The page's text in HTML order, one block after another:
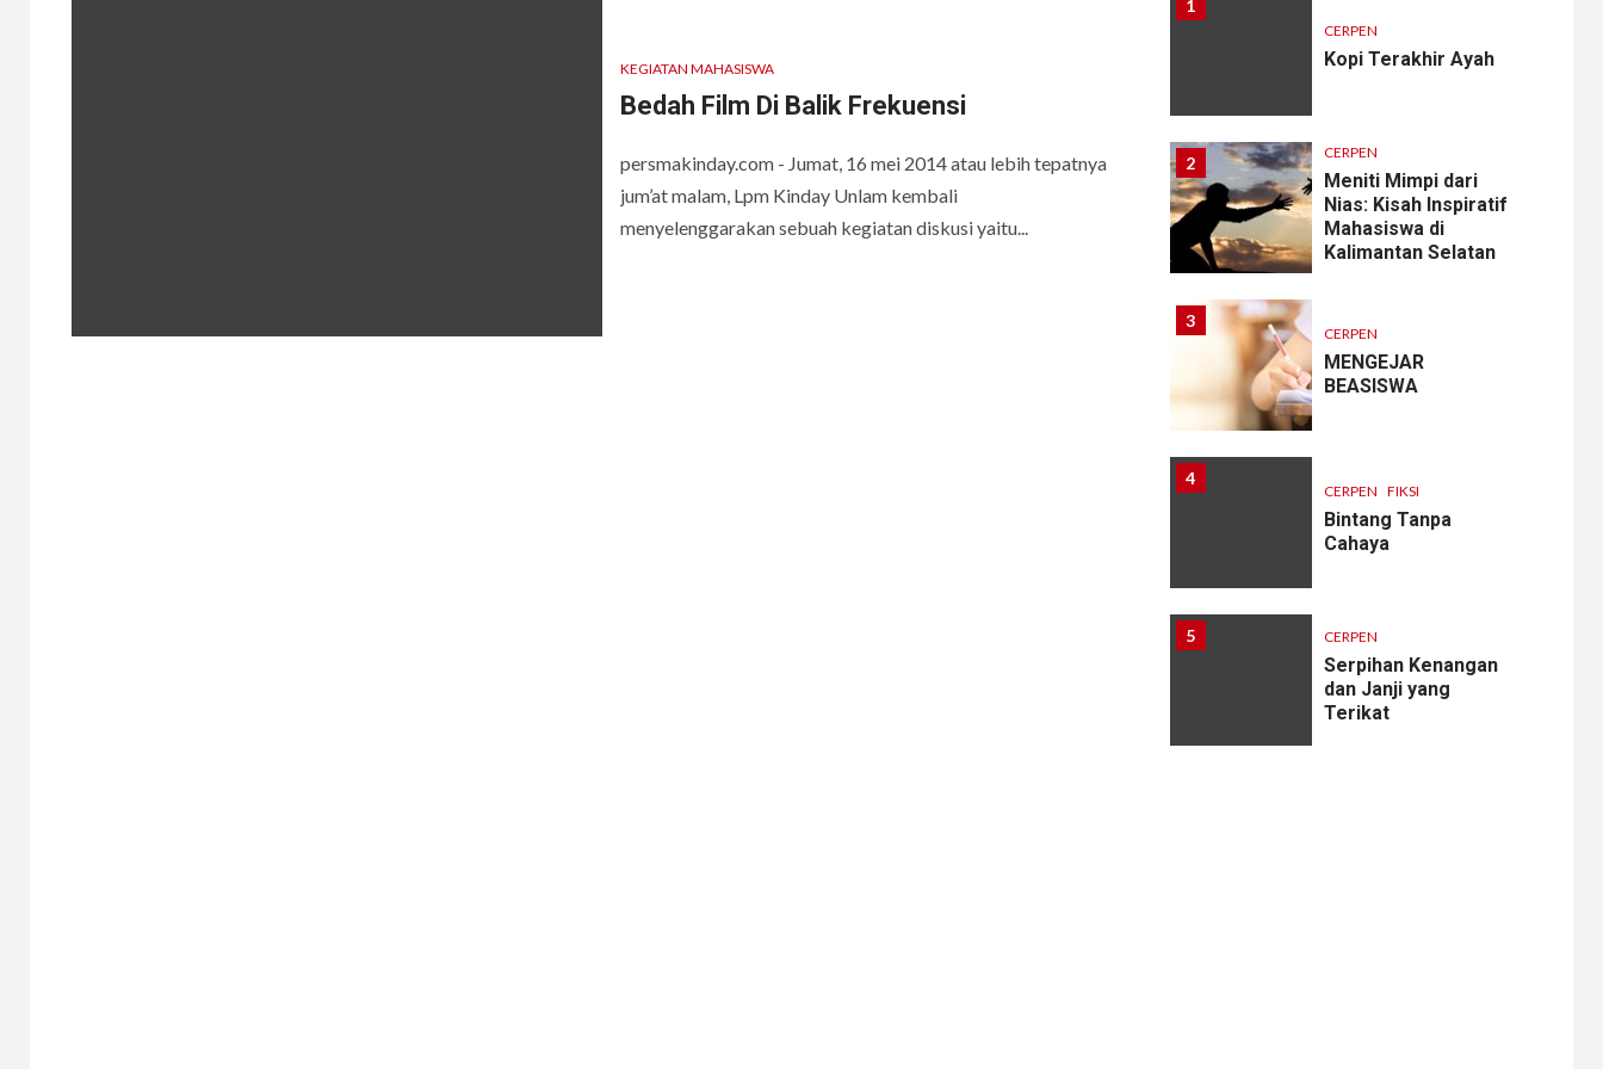
KEGIATAN MAHASISWA
Bedah Film Di Balik Frekuensi
persmakinday.com - Jumat, 16 mei 2014 atau lebih tepatnya
jum’at malam, Lpm Kinday Unlam kembali
menyelenggarakan sebuah kegiatan diskusi yaitu...
1
CERPEN
Kopi Terakhir Ayah
2 CERPEN
Meniti Mimpi dari
Nias: Kisah Inspiratif
Mahasiswa di
Kalimantan Selatan
3
CERPEN
MENGEJAR
BEASISWA
4
CERPEN FIKSI
Bintang Tanpa
Cahaya
5 CERPEN
Serpihan Kenangan
dan Janji yang
Terikat